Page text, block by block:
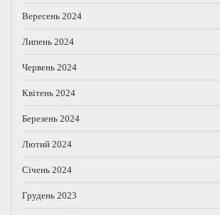
Вересень 2024
Липень 2024
Червень 2024
Квітень 2024
Березень 2024
Лютий 2024
Січень 2024
Грудень 2023